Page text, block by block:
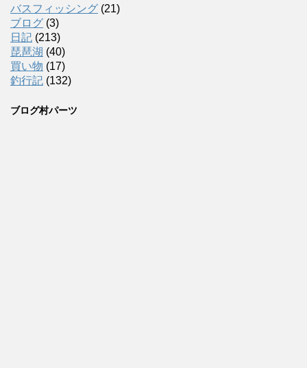
バスフィッシング (21)
ブログ (3)
日記 (213)
琵琶湖 (40)
買い物 (17)
釣行記 (132)
ブログ村パーツ